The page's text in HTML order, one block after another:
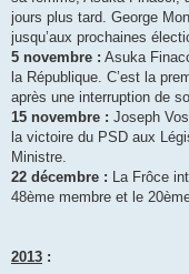
jours plus tard. George
jusqu’aux prochaines
5 novembre : Asuka
la République. C’est la
après une interruption de
15 novembre : Joseph
la victoire du PSD aux
Ministre.
22 décembre : La Frôce
48ème membre et le
2013 :